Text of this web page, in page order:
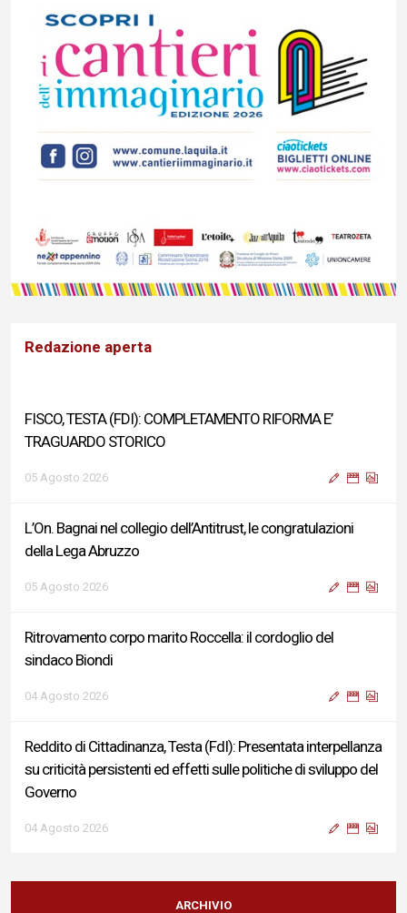
Redazione aperta
FISCO, TESTA (FDI): COMPLETAMENTO RIFORMA E’
TRAGUARDO STORICO
05 Agosto 2026
L’On. Bagnai nel collegio dell’Antitrust, le congratulazioni
della Lega Abruzzo
05 Agosto 2026
Ritrovamento corpo marito Roccella: il cordoglio del
sindaco Biondi
04 Agosto 2026
Reddito di Cittadinanza, Testa (FdI): Presentata interpellanza
su criticità persistenti ed effetti sulle politiche di sviluppo del
Governo
04 Agosto 2026
Sigismondi, Liris e Testa: “Profondo cordoglio e vicinanza al
Ministro Roccella e alla sua famiglia”
ARCHIVIO